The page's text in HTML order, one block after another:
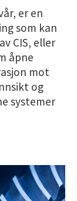
er en
som kan
CIS, eller
åpne
mot
og
systemer